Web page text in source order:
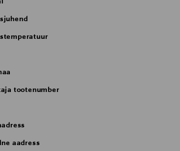
tootenumber
aadress